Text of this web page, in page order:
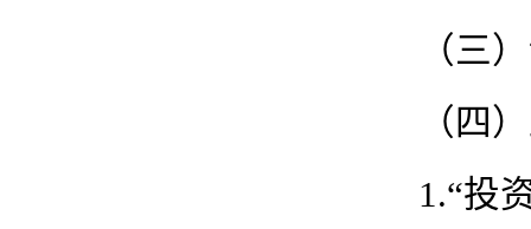
（三
（四
1.“投